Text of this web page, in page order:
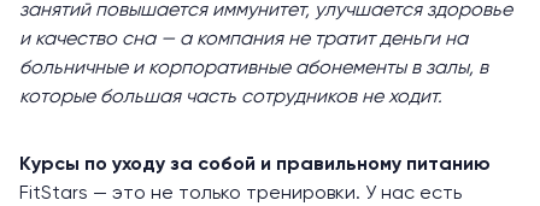
занятий повышается иммунитет, улучшается здоровье
и качество сна — а компания не тратит деньги на
больничные и корпоративные абонементы в залы, в
которые большая часть сотрудников не ходит.
Курсы по уходу за собой и правильному питанию
FitStars — это не только тренировки. У нас есть